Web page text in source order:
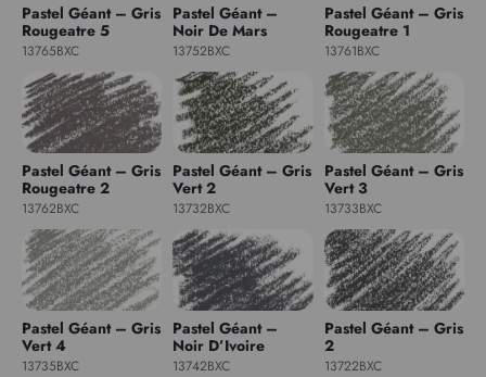
Pastel Géant – Gris
Rougeatre 5
13765BXC
Pastel Géant –
Noir De Mars
13752BXC
Pastel Géant – Gris
Rougeatre 1
13761BXC
Pastel Géant – Gris
Rougeatre 2
13762BXC
Pastel Géant – Gris
Vert 2
13732BXC
Pastel Géant – Gris
Vert 3
13733BXC
Pastel Géant – Gris
Vert 4
13735BXC
Pastel Géant –
Noir D’Ivoire
13742BXC
Pastel Géant – Gris
2
13722BXC